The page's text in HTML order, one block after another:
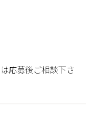
応募後ご相談下さ